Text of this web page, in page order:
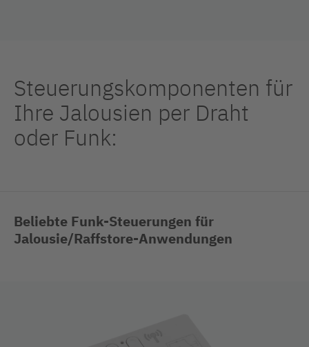
Steuerungskomponenten für
Ihre Jalousien per Draht
oder Funk:
Beliebte Funk-Steuerungen für
Jalousie/Raffstore-Anwendungen